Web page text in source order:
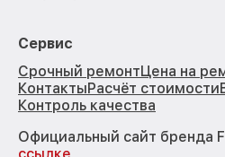
Сервис
Срочный ремонтЦена на
КонтактыРасчёт стоимости
Контроль качества
Официальный сайт бренда
ссылке